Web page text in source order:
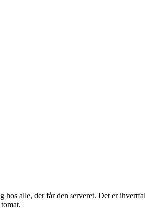
alle, der får den serveret. Det er